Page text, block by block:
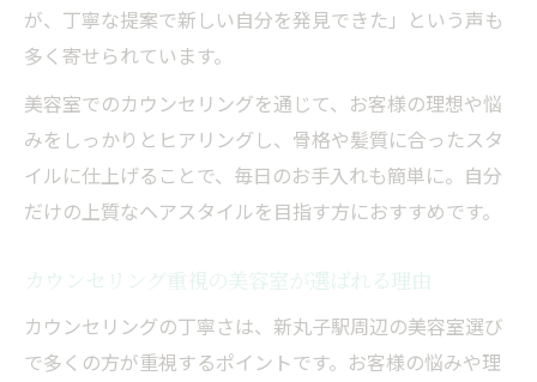
が、丁寧な提案で新しい自分を発見できた」という声も
多く寄せられています。
美容室でのカウンセリングを通じて、お客様の理想や悩
みをしっかりとヒアリングし、骨格や髪質に合ったスタ
イルに仕上げることで、毎日のお手入れも簡単に。自分
だけの上質なヘアスタイルを目指す方におすすめです。
カウンセリング重視の美容室が選ばれる理由
カウンセリングの丁寧さは、新丸子駅周辺の美容室選び
で多くの方が重視するポイントです。お客様の悩みや理